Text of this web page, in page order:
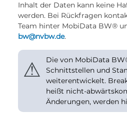
Inhalt der Daten kann keine
werden. Bei Rückfragen
Team hinter MobiData BW®
bw@nvbw.de.
⚠
Die von MobiData
Schnittstellen und
weiterentwickelt.
heißt nicht-
Änderungen, werden